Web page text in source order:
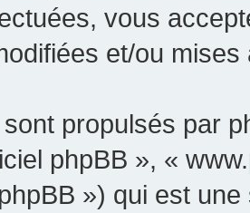
vous
et/ou mises
propulsés par
phpBB », «
») qui est